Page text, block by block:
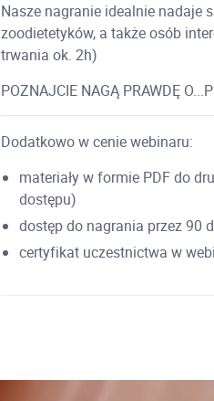
Nasze nagranie idealnie nadaje
zoodietetyków, a także osób
trwania ok. 2h)
POZNAJCIE NAGĄ PRAWDĘ
Dodatkowo w cenie webinaru:
materiały w formie PDF do
dostępu)
dostęp do nagrania przez 90
certyfikat uczestnictwa w